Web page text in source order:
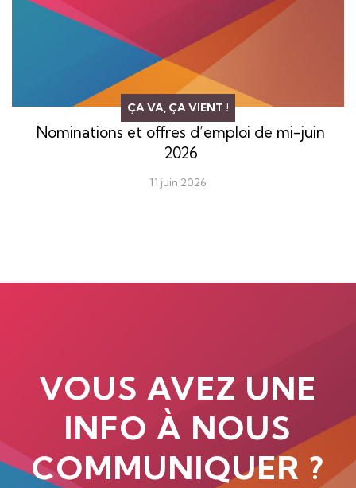
ÇA VA, ÇA VIENT !
Nominations et offres d’emploi de mi-juin
2026
11 juin 2026
VOUS AVEZ UNE
INFO À NOUS
COMMUNIQUER ?